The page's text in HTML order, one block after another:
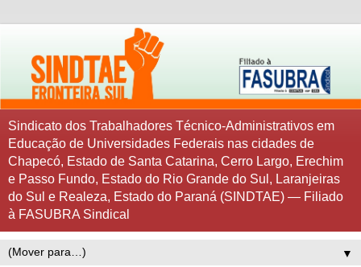
Sindicato dos Trabalhadores Técnico-Administrativos em
Educação de Universidades Federais nas cidades de
Chapecó, Estado de Santa Catarina, Cerro Largo, Erechim
e Passo Fundo, Estado do Rio Grande do Sul, Laranjeiras
do Sul e Realeza, Estado do Paraná (SINDTAE) — Filiado
à FASUBRA Sindical
▼